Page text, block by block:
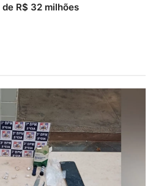
R$ 32 milhões